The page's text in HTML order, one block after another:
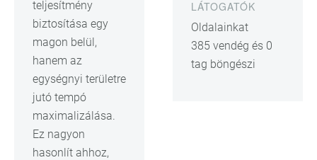
teljesítmény
biztosítása egy
magon belül,
hanem az
egységnyi területre
jutó tempó
maximalizálása.
Ez nagyon
hasonlít ahhoz,
LÁTOGATÓK
Oldalainkat
385 vendég és 0
tag böngészi